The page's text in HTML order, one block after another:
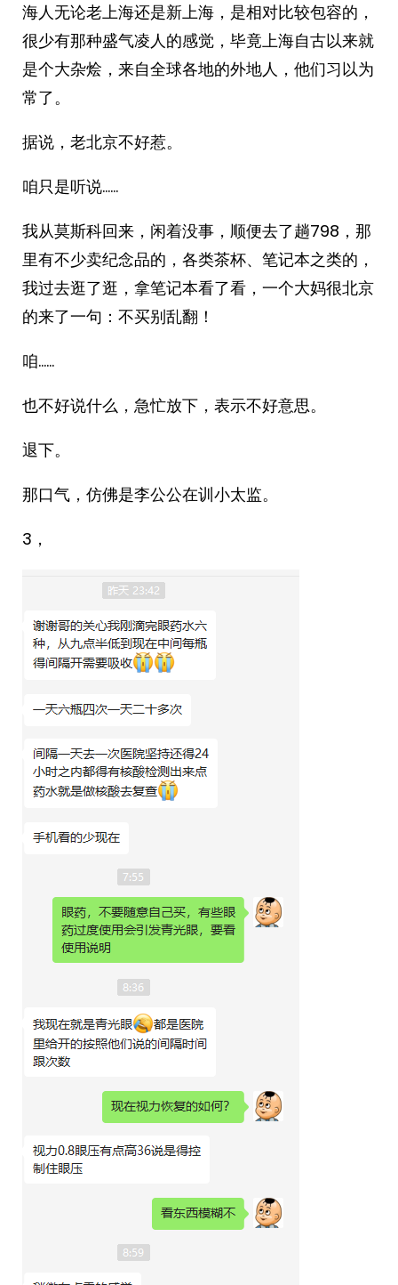
海人无论老上海还是新上海，是相对比较包容的，
很少有那种盛气凌人的感觉，毕竟上海自古以来就
是个大杂烩，来自全球各地的外地人，他们习以为
常了。
据说，老北京不好惹。
咱只是听说……
我从莫斯科回来，闲着没事，顺便去了趟798，那
里有不少卖纪念品的，各类茶杯、笔记本之类的，
我过去逛了逛，拿笔记本看了看，一个大妈很北京
的来了一句：不买别乱翻！
咱……
也不好说什么，急忙放下，表示不好意思。
退下。
那口气，仿佛是李公公在训小太监。
3，